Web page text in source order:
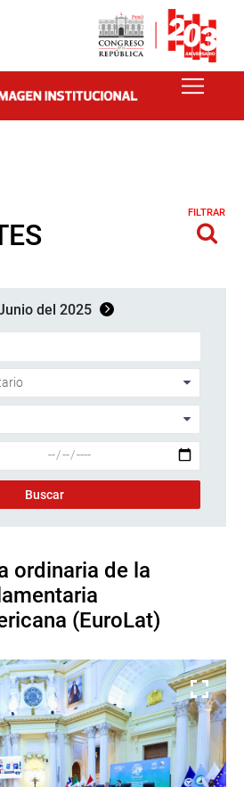
FILTRAR
del 2025
ordinaria de la
(EuroLat)